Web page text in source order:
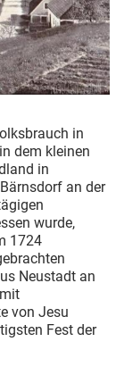
in
dem kleinen
in
an der
wurde,
1724
Neustadt an
von Jesu
Fest der